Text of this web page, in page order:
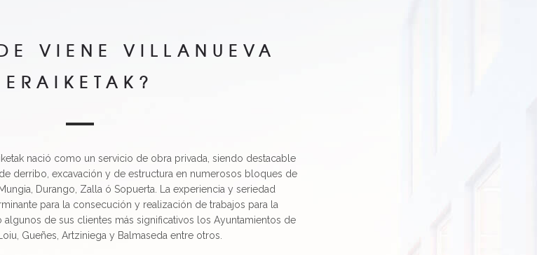
VIENE VILLANUEVA
ERAIKETAK?
nació como un servicio de obra privada, siendo destacable
derribo, excavación y de estructura en numerosos bloques de
Durango, Zalla ó Sopuerta. La experiencia y seriedad
para la consecución y realización de trabajos para la
de sus clientes más significativos los Ayuntamientos de
Gueñes, Artziniega y Balmaseda entre otros.